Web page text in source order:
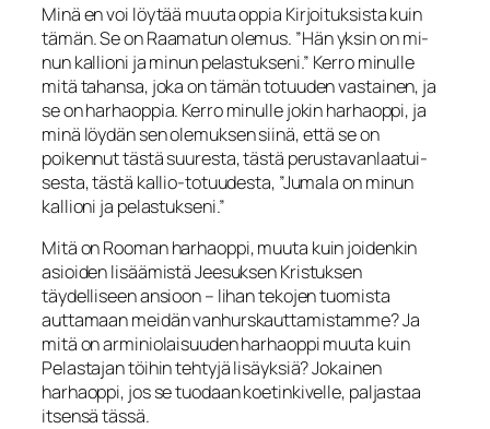
Minä en voi löytää muuta oppia Kirjoituksista kuin
tämän. Se on Raamatun olemus. ”Hänyksinon mi­
nun kallioni ja minun pelastukseni.” Kerro minulle
mitä tahansa, joka on tämän to­tuuden vastainen, ja
se on harhaoppia. Kerro minulle jokin harhaoppi, ja
minä löy­dän sen olemuksen siinä, että se on
poikennut tästä suuresta, tästä perustavanlaatui­
sesta, tästä kallio-totuudesta, ”Jumala on minun
kallioni ja pelastukseni.”
Mitä on Rooman harhaoppi, muuta kuin joidenkin
asioiden lisäämistä Jeesuksen Kristuksen
täydelliseen ansioon – lihan tekojen tuomista
auttamaan meidän vanhurskauttamis­tamme? Ja
mitä on arminiolaisuuden harhaoppi muuta kuin
Pelastajan töihin tehtyjä lisäyksiä? Jokainen
harhaoppi, jos se tuodaan koetinkivelle, paljastaa
itsensä tässä.